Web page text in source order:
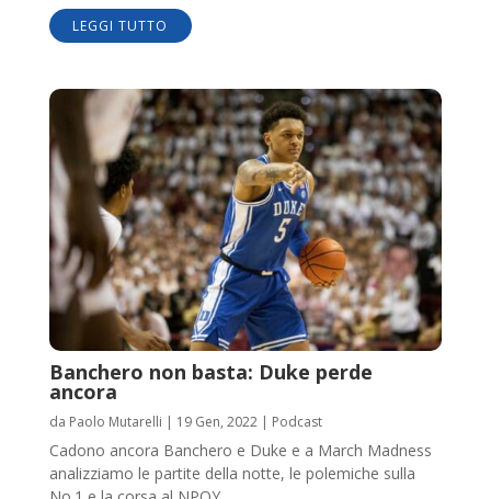
LEGGI TUTTO
Banchero non basta: Duke perde
ancora
da Paolo Mutarelli | 19 Gen, 2022| Podcast
Cadono ancora Banchero e Duke e a March Madness
analizziamo le partite della notte, le polemiche sulla